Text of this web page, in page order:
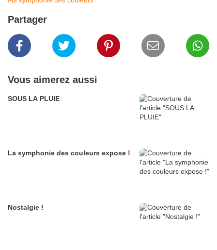
Partager
Vous aimerez aussi
SOUS LA PLUIE
La symphonie des couleurs expose !
Nostalgie !